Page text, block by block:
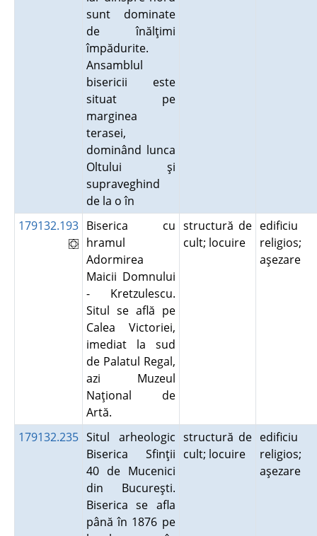
sunt dominate
de înălţimi
împădurite.
Ansamblul
bisericii este
situat pe
marginea
terasei,
dominând lunca
Oltului şi
supraveghind
de la o în
179132.193 Biserica cu
hramul
Adormirea
Maicii Domnului
- Kretzulescu.
Situl se află pe
Calea Victoriei,
imediat la sud
de Palatul Regal,
azi Muzeul
Naţional de
Artă.
structură de
cult; locuire
edificiu
religios;
aşezare
179132.235 Situl arheologic
Biserica Sfinţii
40 de Mucenici
din Bucureşti.
Biserica se afla
până în 1876 pe
structură de
cult; locuire
edificiu
religios;
aşezare